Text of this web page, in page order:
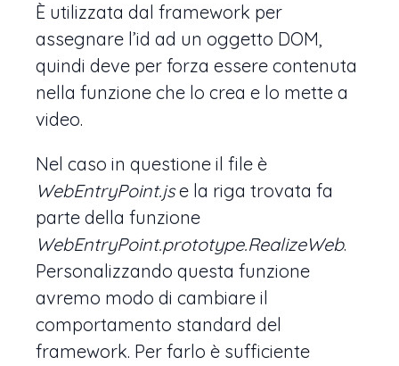
È utilizzata dal framework per
assegnare l’id ad un oggetto DOM,
quindi deve per forza essere contenuta
nella funzione che lo crea e lo mette a
video.
Nel caso in questione il file è
WebEntryPoint.jse la riga trovata fa
parte della funzione
WebEntryPoint.prototype.RealizeWeb.
Personalizzando questa funzione
avremo modo di cambiare il
comportamento standard del
framework. Per farlo è sufficiente